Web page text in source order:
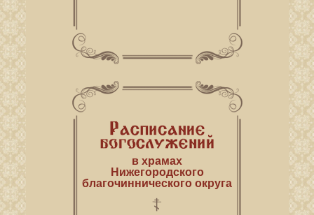
в храмах
Нижегородского
благочиннического округа